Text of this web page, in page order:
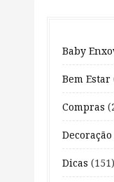
Baby
Bem Estar
Compras
Decoração
Dicas (151)